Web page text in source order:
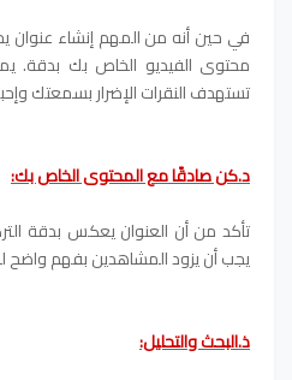
في حين أنه من المهم إنشاء عنوان
محتوى الفيديو الخاص بك بدقة.
تستهدف النقرات الإضرار بسمعتك
د.كن صادقًا مع المحتوى الخاص بك:
تأكد من أن العنوان يعكس بدقة
يجب أن يزود المشاهدين بفهم واضح
ذ.البحث والتحليل: